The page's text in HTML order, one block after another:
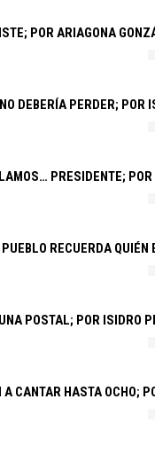
POR ARIAGONA
DEBERÍA PERDER; POR
PRESIDENTE;
RECUERDA QUIÉN
POSTAL; POR ISIDRO
CANTAR HASTA OCHO;